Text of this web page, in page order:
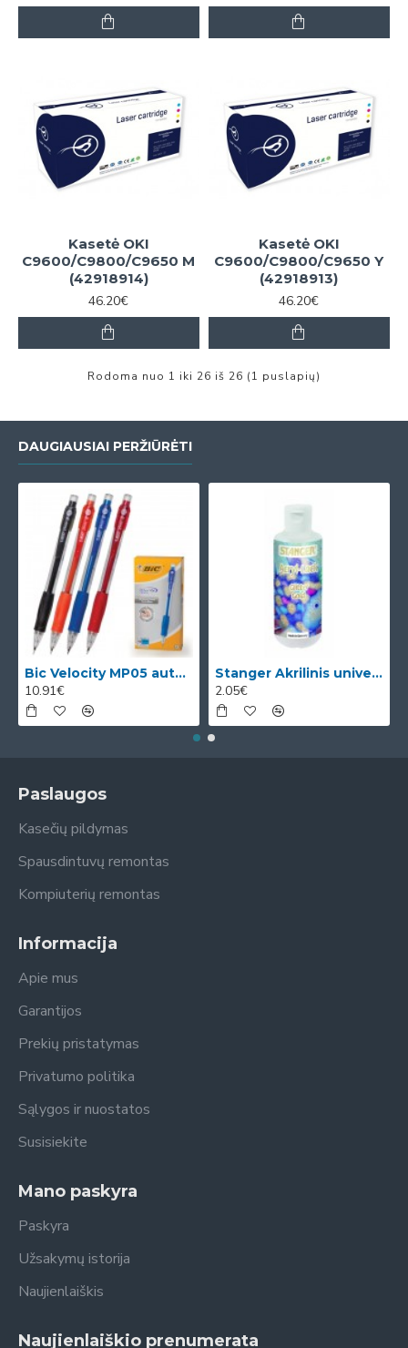
Kasetė OKI
C9600/C9800/C9650 M
(42918914)
46.20€
Kasetė OKI
C9600/C9800/C9650 Y
(42918913)
46.20€
Rodoma nuo 1 iki 26 iš 26 (1 puslapių)
DAUGIAUSIAI PERŽIŪRĖTI
Bic Velocity MP05 automatinis pieštukas su 3 x 0.5mm HB grafitais (dėžutėje 12vnt. skirtingomis korp
10.91€
Stanger Akrilinis universalus lakas, žvilgančio aukso efektas, 82 ml, 1 vnt KI12780A
2.05€
Paslaugos
Kasečių pildymas
Spausdintuvų remontas
Kompiuterių remontas
Informacija
Apie mus
Garantijos
Prekių pristatymas
Privatumo politika
Sąlygos ir nuostatos
Susisiekite
Mano paskyra
Paskyra
Užsakymų istorija
Naujienlaiškis
Naujienlaiškio prenumerata